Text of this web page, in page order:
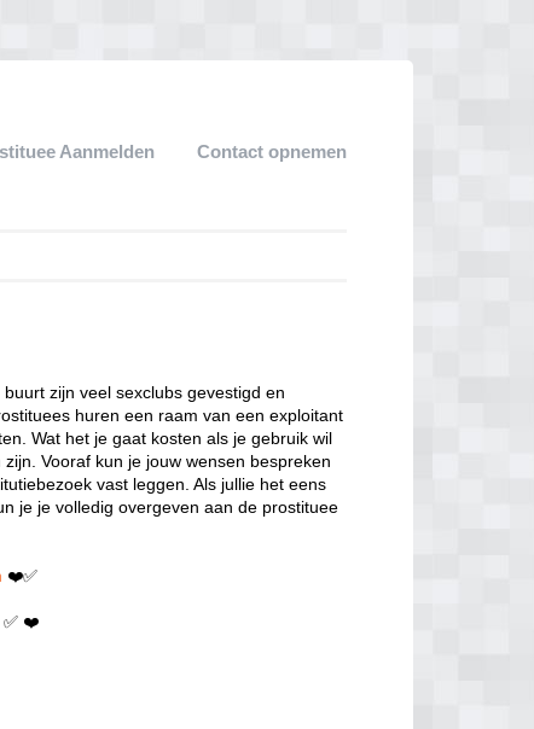
Aanmelden Contact opnemen
zijn veel sexclubs gevestigd en
huren een raam van een exploitant
Wat het je gaat kosten als je gebruik wil
Vooraf kun je jouw wensen bespreken
vast leggen. Als jullie het eens
je je volledig overgeven aan de prostituee
❤️✅
✅ ❤️